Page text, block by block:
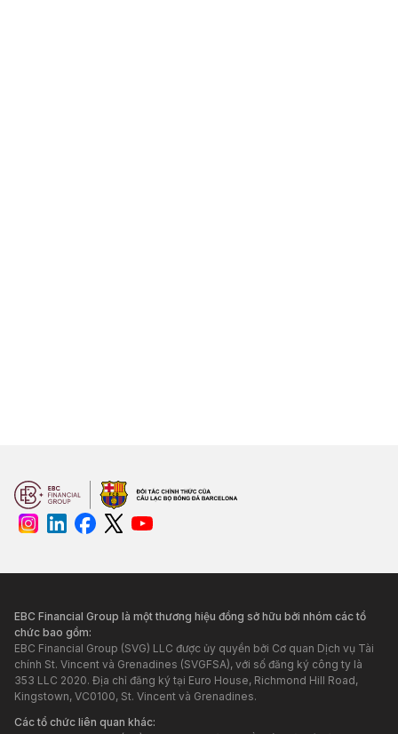
EBC Financial Group là một thương hiệu đồng sở hữu bởi nhóm các tổ
chức bao gồm:
EBC Financial Group (SVG) LLC được ủy quyền bởi Cơ quan Dịch vụ Tài
chính St. Vincent và Grenadines (SVGFSA), với số đăng ký công ty là
353 LLC 2020. Địa chỉ đăng ký tại Euro House, Richmond Hill Road,
Kingstown, VC0100, St. Vincent và Grenadines.
Các tổ chức liên quan khác: